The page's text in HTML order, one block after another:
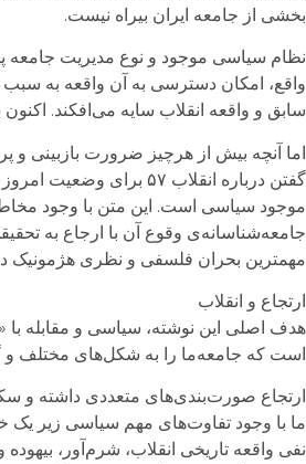
بخشی از جامعه ایران بیراه نیست.
واقع، امکان دسترسی به آن واقعه به
سابق و واقعه انقلاب سایه می‌افکند.
اما آنچه بیش از هرچیز ضرورت بازبینی و
گفتن درباره انقلاب
جامعه‌شناسانه‌ی وقوع آن با ارجاع به
مهمترین بحران فلسفی و نظری هژمونیک در جامعه امروز ایران در
ارتجاع و انقلاب
است که جامعه‌ما را به شکل‌های مختلف و
ارتجاع صورت‌بندی‌های متعددی داشته و
نفی واقعه تاریخی انقلاب، شرم‌آور،